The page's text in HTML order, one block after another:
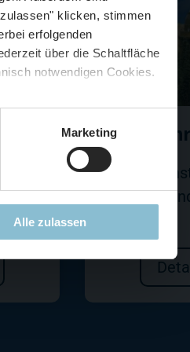
klicken, stimmen
erfolgenden
über die Schaltfläche
notwendigen Cookies.
Marketing
Alle zulassen
Die